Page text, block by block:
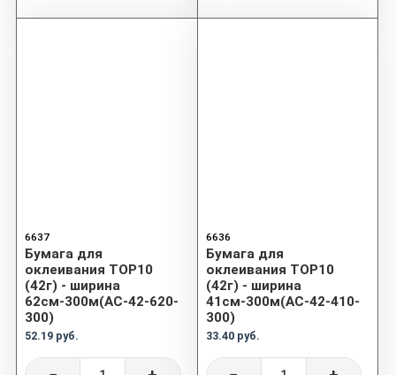
6637
Бумага для
оклеивания TOP10
(42г) - ширина
62см-300м(AC-42-620-
300)
52.19 руб.
6636
Бумага для
оклеивания TOP10
(42г) - ширина
41см-300м(AC-42-410-
300)
33.40 руб.